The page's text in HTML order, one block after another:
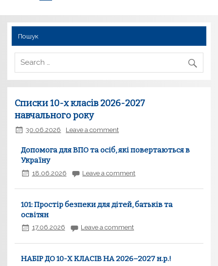
Пошук
Списки 10-х класів 2026-2027
навчального року
30.06.2026 Leave a comment
Допомога для ВПО та осіб, які повертаються в
Україну
18.06.2026 Leave a comment
101: Простір безпеки для дітей, батьків та
освітян
17.06.2026 Leave a comment
НАБІР ДО 10-Х КЛАСІВ НА 2026–2027 н.р.!